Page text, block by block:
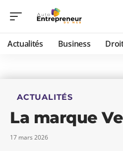
Actualités Business
ACTUALITÉS
La marque
17 mars 2026